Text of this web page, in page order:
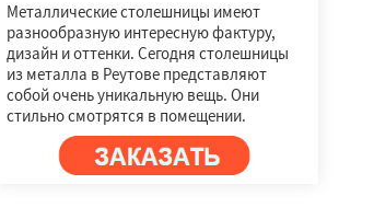
Металлические столешницы имеют
разнообразную интересную фактуру,
дизайн и оттенки. Сегодня столешницы
из металла в Реутове представляют
собой очень уникальную вещь. Они
стильно смотрятся в помещении.